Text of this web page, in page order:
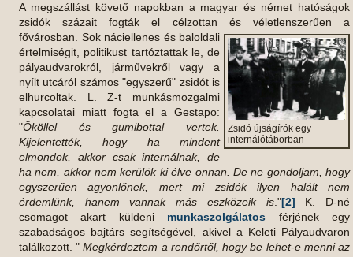
A megszállást követő napokban a magyar és német hatóságok
zsidók százait fogták el célzottan és véletlenszerűen a
fővárosban. Sok náciellenes és
Zsidó újságírók egy
internálótáborban
baloldali
értelmiségit, politikust tartóztattak le, de
pályaudvarokról, járművekről vagy a
nyílt utcáról számos "egyszerű" zsidót is
elhurcoltak. L. Z-t munkásmozgalmi
kapcsolatai miatt fogta el a Gestapo:
"Ököllel és gumibottal vertek.
Kijelentették, hogy ha mindent
elmondok, akkor csak internálnak, de
ha nem, akkor nem kerülök ki élve onnan. De ne gondoljam, hogy
egyszerűen agyonlőnek, mert mi zsidók ilyen halált nem
érdemlünk, hanem vannak más eszközeik is."[2] K. D-né
csomagot akart küldeni munkaszolgálatos férjének egy
szabadságos bajtárs segítségével, akivel a Keleti Pályaudvaron
találkozott. "Megkérdeztem a rendőrtől, hogy be lehet-e menni az